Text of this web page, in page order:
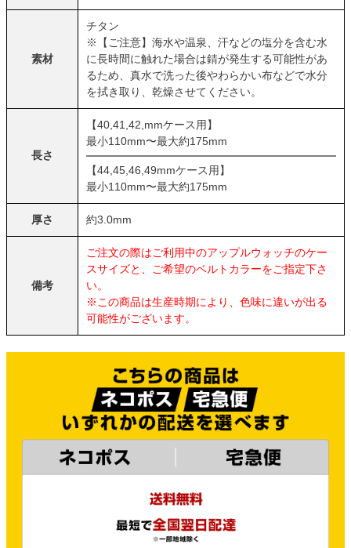
素材
チタン
※【ご注意】海水や温泉、汗などの塩分を含む水
に長時間に触れた場合は錆が発生する可能性があ
るため、真水で洗った後やわらかい布などで水分
を拭き取り、乾燥させてください。
長さ
【40,41,42,mmケース用】
最小110mm〜最大約175mm
【44,45,46,49mmケース用】
最小110mm〜最大約175mm
厚さ 約3.0mm
備考
ご注文の際はご利用中のアップルウォッチのケー
スサイズと、ご希望のベルトカラーをご指定下さ
い。
※この商品は生産時期により、色味に違いが出る
可能性がございます。